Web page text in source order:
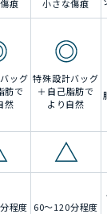
痕
小さな傷痕
ッグ
肪で
然
特殊設計バッグ
＋自己脂肪で
より自然
程度 60～120分程度